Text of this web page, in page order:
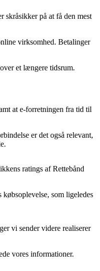
skråsikker på at få den mest
virksomhed. Betalinger
et længere tidsrum.
at e-forretningen fra tid til
er det også relevant,
ratings af Rettebånd
som ligeledes
vi sender videre realiserer
vores informationer.